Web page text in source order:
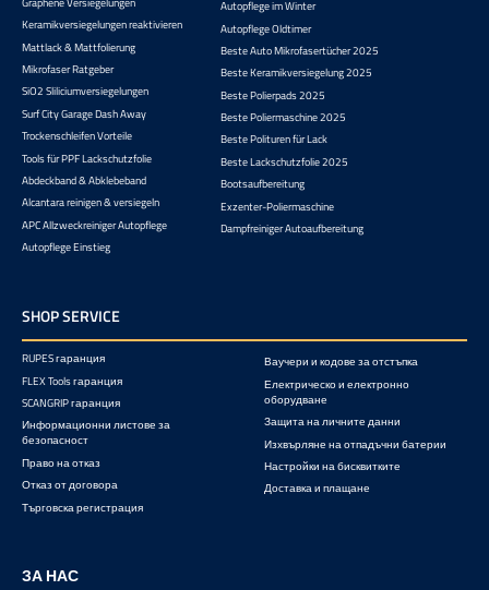
Keramikversiegelungen reaktivieren
Mattlack & Mattfolierung
Mikrofaser Ratgeber
SiO2 Sliliciumversiegelungen
Surf City Garage Dash Away
Trockenschleifen Vorteile
Tools für PPF Lackschutzfolie
Abdeckband & Abklebeband
Alcantara reinigen & versiegeln
APC Allzweckreiniger Autopflege
Autopflege Einstieg
Autopflege im Winter
Autopflege Oldtimer
Beste Auto Mikrofasertücher 2025
Beste Keramikversiegelung 2025
Beste Polierpads 2025
Beste Poliermaschine 2025
Beste Polituren für Lack
Beste Lackschutzfolie 2025
Bootsaufbereitung
Exzenter-Poliermaschine
Dampfreiniger Autoaufbereitung
SHOP SERVICE
RUPES гаранция
FLEX Tools гаранция
SCANGRIP гаранция
Информационни листове за
безопасност
Право на отказ
Отказ от договора
Търговска регистрация
Ваучери и кодове за отстъпка
Електрическо и електронно
оборудване
Защита на личните данни
Изхвърляне на отпадъчни батерии
Настройки на бисквитките
Доставка и плащане
ЗА НАС